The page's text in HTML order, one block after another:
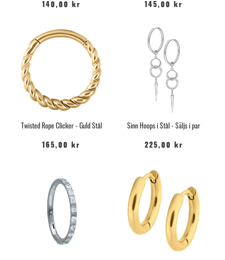
140,00 kr 145,00 kr
Twisted Rope Clicker - Guld Stål
165,00 kr
Sinn Hoops i Stål - Säljs i par
225,00 kr